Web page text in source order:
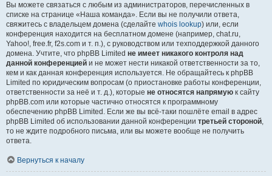
Вы можете связаться с любым из администраторов, перечисленных в
списке на странице «Наша команда». Если вы не получили ответа,
свяжитесь с владельцем домена (сделайте whois lookup) или, если
конференция находится на бесплатном домене (например, chat.ru,
Yahoo!, free.fr, f2s.com и т. п.), с руководством или техподдержкой данного
домена. Учтите, что phpBB Limited не имеет никакого контроля над
данной конференцией и не может нести никакой ответственности за то,
кем и как данная конференция используется. Не обращайтесь к phpBB
Limited по юридическим вопросам (о приостановке работы конференции,
ответственности за неё и т. д.), которые не относятся напрямую к сайту
phpBB.com или которые частично относятся к программному
обеспечению phpBB Limited. Если же вы всё-таки пошлёте email в адрес
phpBB Limited об использовании данной конференции третьей стороной,
то не ждите подробного письма, или вы можете вообще не получить
ответа.
Вернуться к началу